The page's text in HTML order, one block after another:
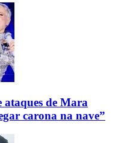
ataques de Mara
carona na nave”